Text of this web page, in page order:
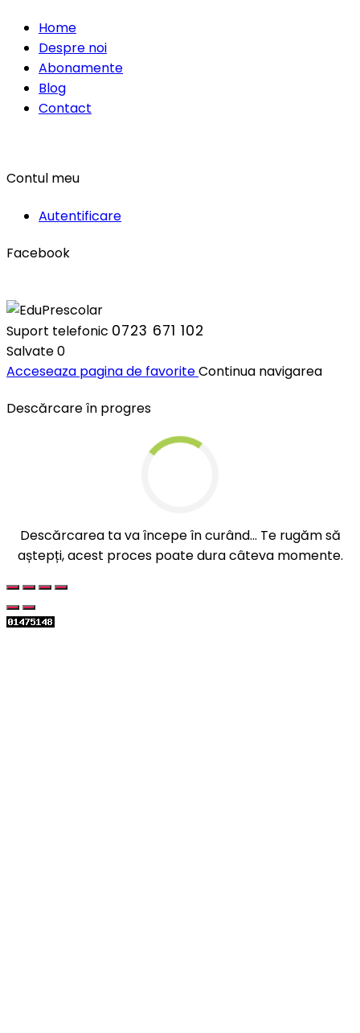
Home
Despre noi
Abonamente
Blog
Contact
Contul meu
Autentificare
Facebook
Suport telefonic 0723 671 102
Salvate0
Acceseaza pagina de favoriteContinua navigarea
Descărcare în progres
Descărcarea ta va începe în curând... Te rugăm să
aștepți, acest proces poate dura câteva momente.